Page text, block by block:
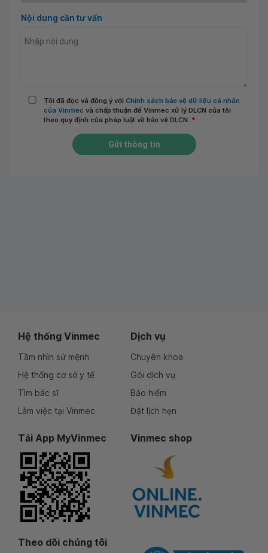
Nội dung cần tư vấn
Tôi đã đọc và đồng ý với Chính sách bảo vệ dữ liệu cá nhân
của Vinmec và chấp thuận để Vinmec xử lý DLCN của tôi
theo quy định của pháp luật về bảo vệ DLCN. *
Gửi thông tin
Hệ thống Vinmec
Tầm nhìn sứ mệnh
Hệ thống cơ sở y tế
Tìm bác sĩ
Làm việc tại Vinmec
Dịch vụ
Chuyên khoa
Gói dịch vụ
Bảo hiểm
Đặt lịch hẹn
Tải App MyVinmec Vinmec shop
Theo dõi chúng tôi